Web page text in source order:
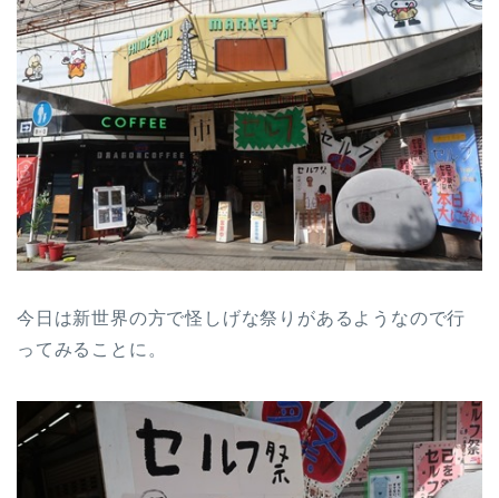
今日は新世界の方で怪しげな祭りがあるようなので行
ってみることに。